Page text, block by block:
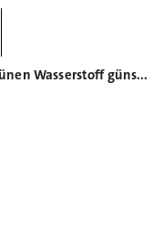
Evonik will grünen Wasserstoff günstiger machen